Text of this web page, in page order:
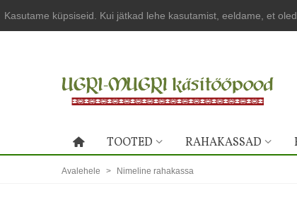
Kasutame küpsiseid. Kui jätkad lehe kasutamist, eeldame, et
TOOTED RAHAKASSAD
Avalehele > Nimeline rahakassa